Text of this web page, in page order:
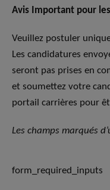
Avis Important pour
Veuillez postuler
Les candidatures
seront pas prises en
et soumettez votre
portail carrières pour
Les champs marqués
form_required_inputs